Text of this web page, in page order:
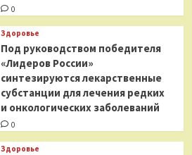
0
Здоровье
Под руководством победителя
«Лидеров России»
синтезируются лекарственные
субстанции для лечения редких
и онкологических заболеваний
0
Здоровье